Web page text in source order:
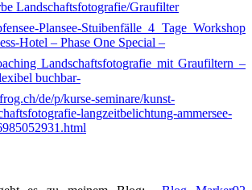
Landschaftsfotografie/Graufilter
Plansee-Stuibenfälle 4 Tage Workshop
Hotel – Phase One Special –
Landschaftsfotografie mit Graufiltern –
buchbar-
de/p/kurse-seminare/kunst-
langzeitbelichtung-ammersee-